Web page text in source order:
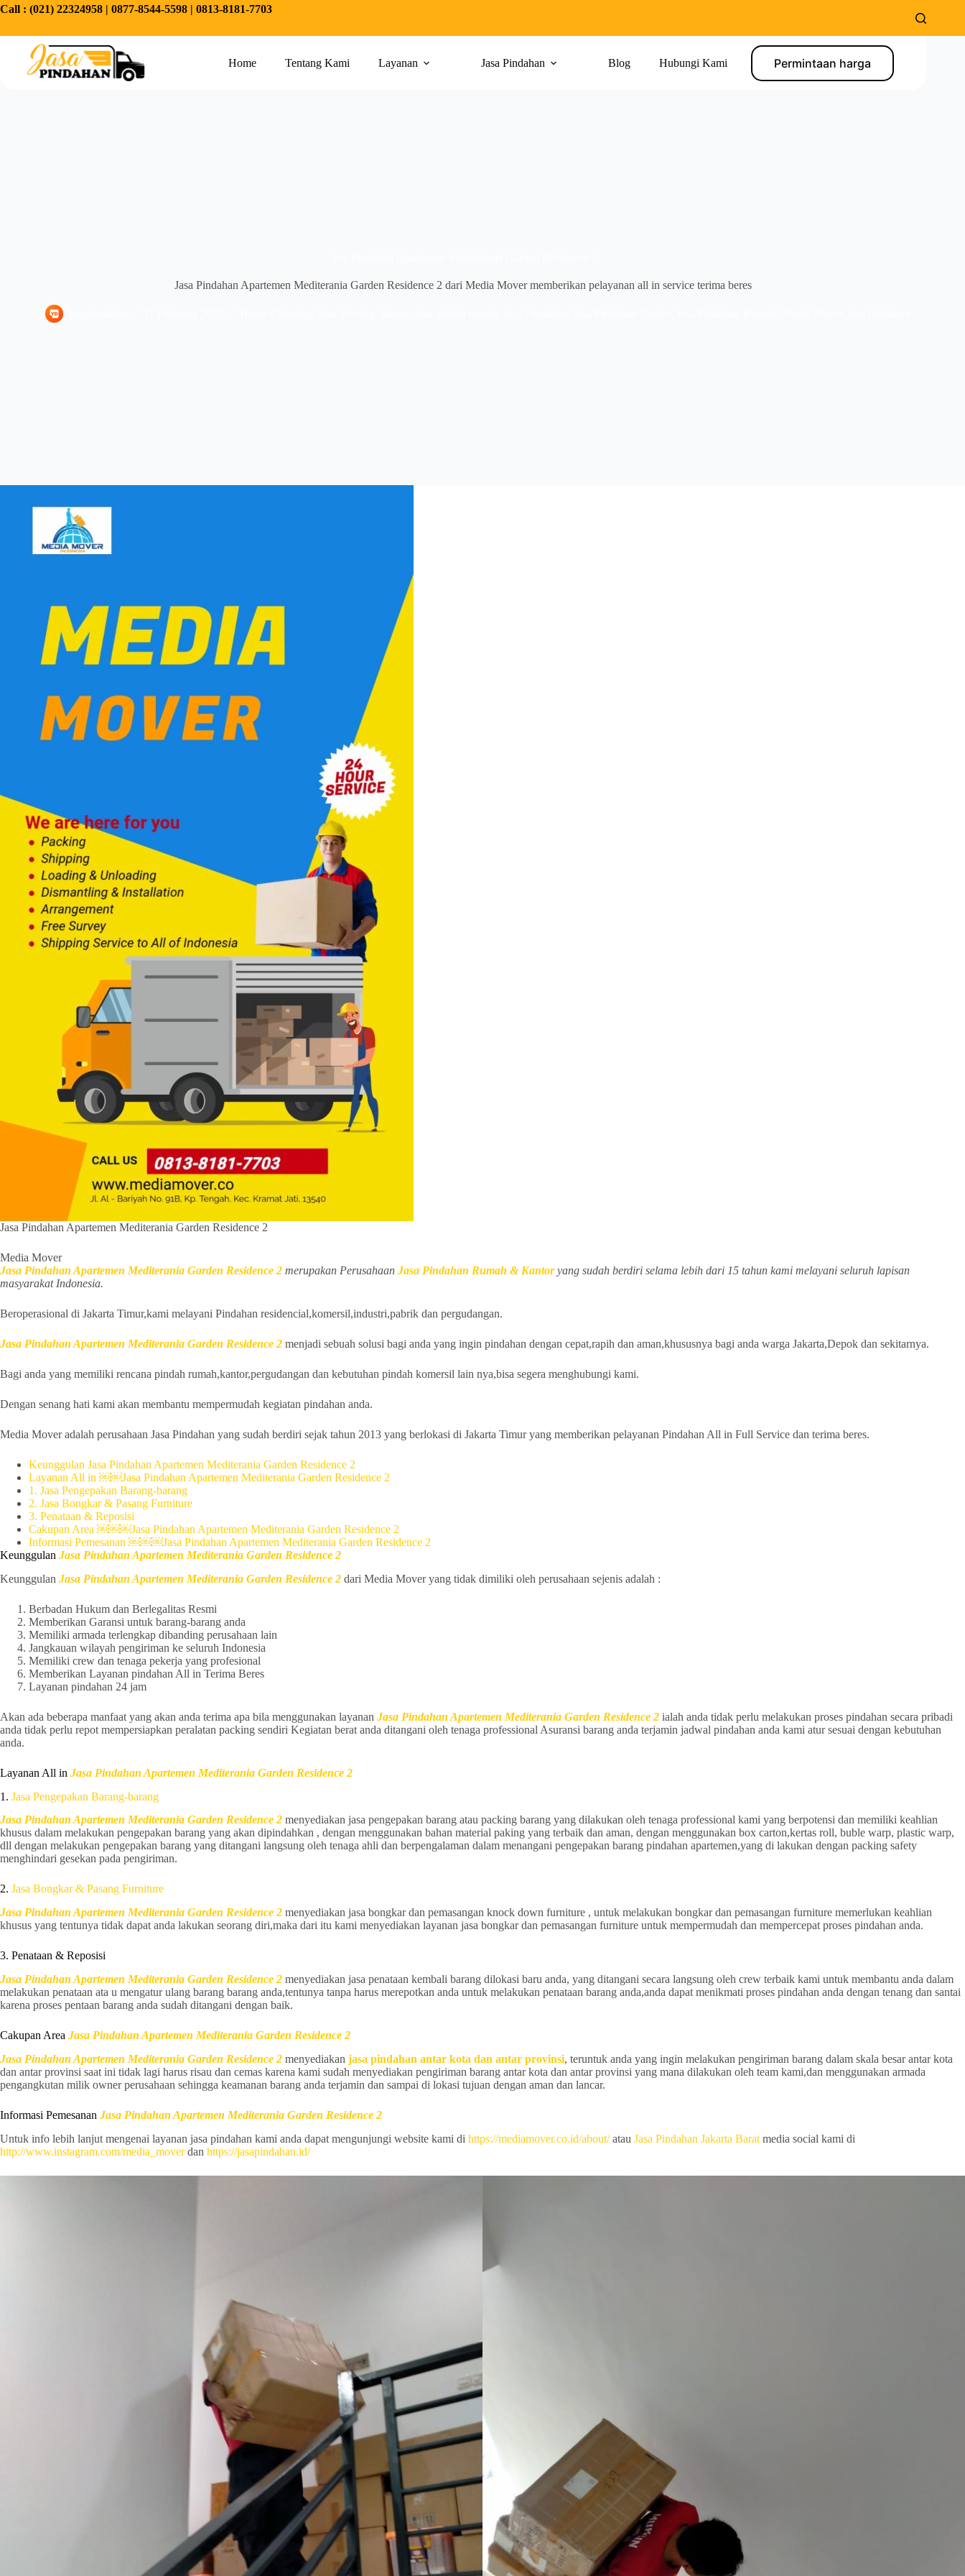
Call : (021) 22324958 | 0877-8544-5598 | 0813-8181-7703
Home Tentang Kami Layanan Jasa Pindahan Blog Hubungi Kami Permintaan harga
Jasa Pindahan Apartemen Mediterania Garden Residence 2 dari Media Mover memberikan pelayanan all in service terima beres
Jasa Pindahan Apartemen Mediterania Garden Residence 2
Media Mover
Jasa Pindahan Apartemen Mediterania Garden Residence 2 merupakan Perusahaan Jasa Pindahan Rumah & Kantor yang sudah berdiri selama lebih dari 15 tahun kami melayani seluruh lapisan
masyarakat Indonesia.
Beroperasional di Jakarta Timur,kami melayani Pindahan residencial,komersil,industri,pabrik dan pergudangan.
Jasa Pindahan Apartemen Mediterania Garden Residence 2 menjadi sebuah solusi bagi anda yang ingin pindahan dengan cepat,rapih dan aman,khususnya bagi anda warga Jakarta,Depok dan sekitarnya.
Bagi anda yang memiliki rencana pindah rumah,kantor,pergudangan dan kebutuhan pindah komersil lain nya,bisa segera menghubungi kami.
Dengan senang hati kami akan membantu mempermudah kegiatan pindahan anda.
Media Mover adalah perusahaan Jasa Pindahan yang sudah berdiri sejak tahun 2013 yang berlokasi di Jakarta Timur yang memberikan pelayanan Pindahan All in Full Service dan terima beres.
Keunggulan Jasa Pindahan Apartemen Mediterania Garden Residence 2
Layanan All in ￼￼Jasa Pindahan Apartemen Mediterania Garden Residence 2
1. Jasa Pengepakan Barang-barang
2. Jasa Bongkar & Pasang Furniture
3. Penataan & Reposisi
Cakupan Area ￼￼￼Jasa Pindahan Apartemen Mediterania Garden Residence 2
Informasi Pemesanan ￼￼￼Jasa Pindahan Apartemen Mediterania Garden Residence 2
Keunggulan Jasa Pindahan Apartemen Mediterania Garden Residence 2
Keunggulan Jasa Pindahan Apartemen Mediterania Garden Residence 2 dari Media Mover yang tidak dimiliki oleh perusahaan sejenis adalah :
Berbadan Hukum dan Berlegalitas Resmi
Memberikan Garansi untuk barang-barang anda
Memiliki armada terlengkap dibanding perusahaan lain
Jangkauan wilayah pengiriman ke seluruh Indonesia
Memiliki crew dan tenaga pekerja yang profesional
Memberikan Layanan pindahan All in Terima Beres
Layanan pindahan 24 jam
Akan ada beberapa manfaat yang akan anda terima apa bila menggunakan layanan Jasa Pindahan Apartemen Mediterania Garden Residence 2 ialah anda tidak perlu melakukan proses pindahan secara pribadi
anda tidak perlu repot mempersiapkan peralatan packing sendiri Kegiatan berat anda ditangani oleh tenaga professional Asuransi barang anda terjamin jadwal pindahan anda kami atur sesuai dengan kebutuhan
anda.
Layanan All in Jasa Pindahan Apartemen Mediterania Garden Residence 2
1. Jasa Pengepakan Barang-barang
Jasa Pindahan Apartemen Mediterania Garden Residence 2 menyediakan jasa pengepakan barang atau packing barang yang dilakukan oleh tenaga professional kami yang berpotensi dan memiliki keahlian
khusus dalam melakukan pengepakan barang yang akan dipindahkan , dengan menggunakan bahan material paking yang terbaik dan aman, dengan menggunakan box carton,kertas roll, buble warp, plastic warp,
dll dengan melakukan pengepakan barang yang ditangani langsung oleh tenaga ahli dan berpengalaman dalam menangani pengepakan barang pindahan apartemen,yang di lakukan dengan packing safety
menghindari gesekan pada pengiriman.
2. Jasa Bongkar & Pasang Furniture
Jasa Pindahan Apartemen Mediterania Garden Residence 2 menyediakan jasa bongkar dan pemasangan knock down furniture , untuk melakukan bongkar dan pemasangan furniture memerlukan keahlian
khusus yang tentunya tidak dapat anda lakukan seorang diri,maka dari itu kami menyediakan layanan jasa bongkar dan pemasangan furniture untuk mempermudah dan mempercepat proses pindahan anda.
3. Penataan & Reposisi
Jasa Pindahan Apartemen Mediterania Garden Residence 2 menyediakan jasa penataan kembali barang dilokasi baru anda, yang ditangani secara langsung oleh crew terbaik kami untuk membantu anda dalam
melakukan penataan ata u mengatur ulang barang barang anda,tentunya tanpa harus merepotkan anda untuk melakukan penataan barang anda,anda dapat menikmati proses pindahan anda dengan tenang dan santai
karena proses pentaan barang anda sudah ditangani dengan baik.
Cakupan Area Jasa Pindahan Apartemen Mediterania Garden Residence 2
Jasa Pindahan Apartemen Mediterania Garden Residence 2 menyediakan jasa pindahan antar kota dan antar provinsi, teruntuk anda yang ingin melakukan pengiriman barang dalam skala besar antar kota
dan antar provinsi saat ini tidak lagi harus risau dan cemas karena kami sudah menyediakan pengiriman barang antar kota dan antar provinsi yang mana dilakukan oleh team kami,dan menggunakan armada
pengangkutan milik owner perusahaan sehingga keamanan barang anda terjamin dan sampai di lokasi tujuan dengan aman dan lancar.
Informasi Pemesanan Jasa Pindahan Apartemen Mediterania Garden Residence 2
Untuk info lebih lanjut mengenai layanan jasa pindahan kami anda dapat mengunjungi website kami di https://mediamover.co.id/about/atau Jasa Pindahan Jakarta Barat media social kami di
http://www.instagram.com/media_moverdan https://jasapindahan.id/